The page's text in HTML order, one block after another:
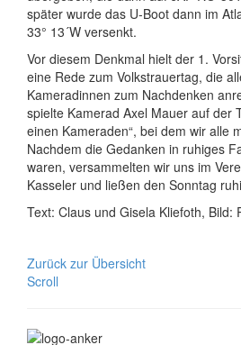
später wurde das U-Boot dann im
33° 13´W versenkt.
Vor diesem Denkmal hielt der 1.
eine Rede zum Volkstrauertag, die
Kameradinnen zum Nachdenken
spielte Kamerad Axel Mauer auf der
einen Kameraden“, bei dem wir alle
Nachdem die Gedanken in ruhiges
waren, versammelten wir uns im
Kasseler und ließen den Sonntag
Text: Claus und Gisela Kliefoth, Bild:
Zurück zur Übersicht
Scroll